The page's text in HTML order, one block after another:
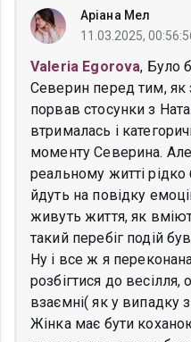
Аріана Мел
11.03.2025,
Valeria Egorova, Було
Северин перед тим, як
порвав стосунки з
втрималась і
моменту Северина.
реальному житті
йдуть на повідку
живуть життя, як
такий перебіг подій
Ну і все ж я
розбігтися до
взаємні( як у випадку
Жінка має бути